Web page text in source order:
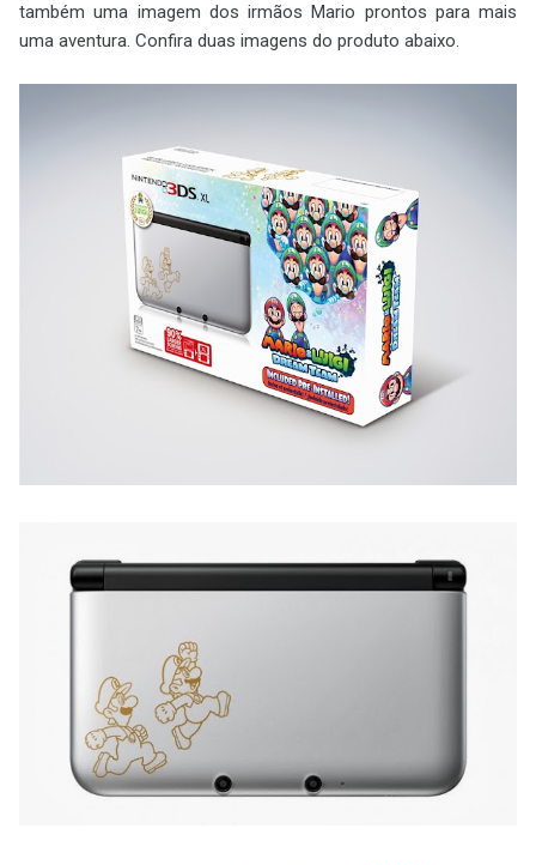
também uma imagem dos irmãos Mario prontos para mais
uma aventura. Confira duas imagens do produto abaixo.